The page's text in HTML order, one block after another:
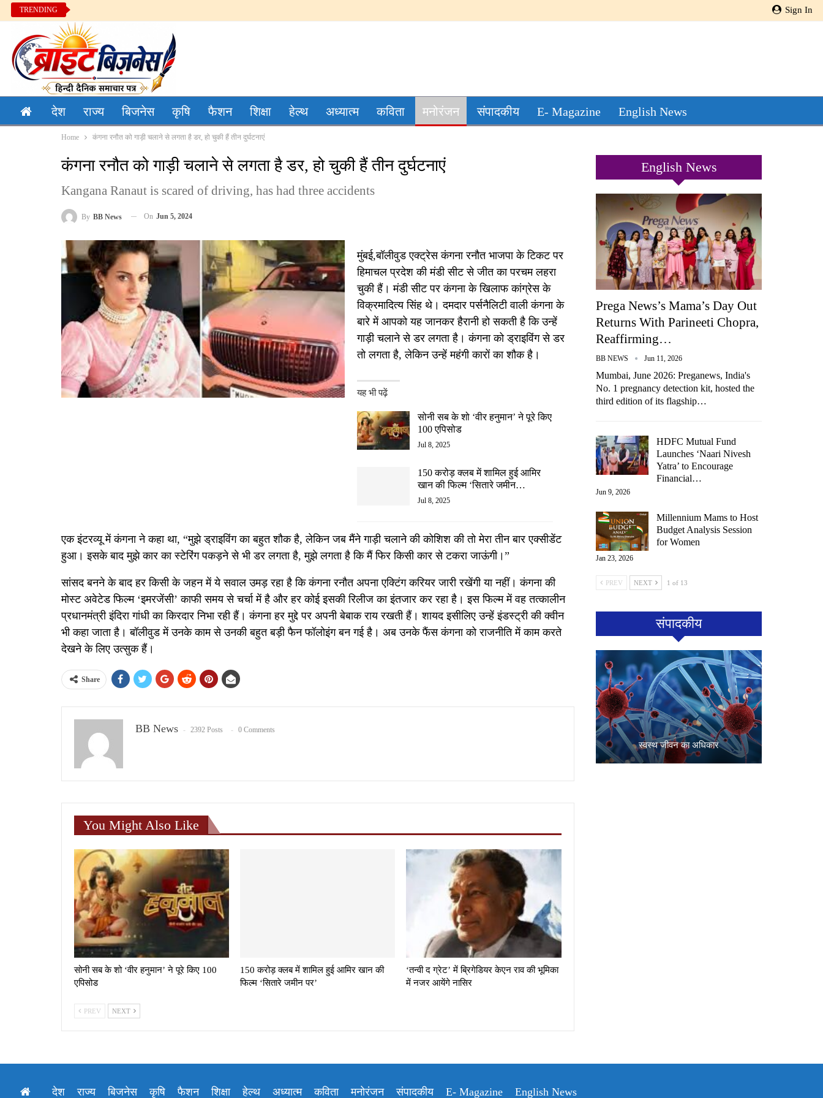
Sign In
TRENDING
देश राज्य बिजनेस कृषि फैशन शिक्षा हेल्थ अध्यात्म कविता मनोरंजन संपादकीय E- Magazine English News
Home कंगना रनौत को गाड़ी चलाने से लगता है डर, हो चुकी हैं तीन दुर्घटनाएं
कंगना रनौत को गाड़ी चलाने से लगता है डर, हो चुकी हैं तीन दुर्घटनाएं
Kangana Ranaut is scared of driving, has had three accidents
By BB News On Jun 5, 2024
मुंबई,बॉलीवुड एक्ट्रेस कंगना रनौत भाजपा के टिकट पर
हिमाचल प्रदेश की मंडी सीट से जीत का परचम लहरा
चुकी हैं। मंडी सीट पर कंगना के खिलाफ कांग्रेस के
विक्रमादित्य सिंह थे। दमदार पर्सनैलिटी वाली कंगना के
बारे में आपको यह जानकर हैरानी हो सकती है कि उन्हें
गाड़ी चलाने से डर लगता है। कंगना को ड्राइविंग से डर
तो लगता है, लेकिन उन्हें महंगी कारों का शौक है।
यह भी पढ़ें
सोनी सब के शो ‘वीर हनुमान’ ने पूरे किए
100 एपिसोड
Jul 8, 2025
150 करोड़ क्लब में शामिल हुई आमिर
खान की फिल्म ‘सितारे जमीन…
Jul 8, 2025
एक इंटरव्यू में कंगना ने कहा था, “मुझे ड्राइविंग का बहुत शौक है, लेकिन जब मैंने गाड़ी चलाने की कोशिश की तो मेरा तीन बार एक्सीडेंट
हुआ। इसके बाद मुझे कार का स्टेरिंग पकड़ने से भी डर लगता है, मुझे लगता है कि मैं फिर किसी कार से टकरा जाऊंगी।”
सांसद बनने के बाद हर किसी के जहन में ये सवाल उमड़ रहा है कि कंगना रनौत अपना एक्टिंग करियर जारी रखेंगी या नहीं। कंगना की
मोस्ट अवेटेड फिल्म ‘इमरजेंसी’ काफी समय से चर्चा में है और हर कोई इसकी रिलीज का इंतजार कर रहा है। इस फिल्म में वह तत्कालीन
प्रधानमंत्री इंदिरा गांधी का किरदार निभा रही हैं। कंगना हर मुद्दे पर अपनी बेबाक राय रखती हैं। शायद इसीलिए उन्हें इंडस्ट्री की क्वीन
भी कहा जाता है। बॉलीवुड में उनके काम से उनकी बहुत बड़ी फैन फॉलोइंग बन गई है। अब उनके फैंस कंगना को राजनीति में काम करते
देखने के लिए उत्सुक हैं।
Share
BB News 2392 Posts 0 Comments
You Might Also Like
सोनी सब के शो ‘वीर हनुमान’ ने पूरे किए 100
एपिसोड
150 करोड़ क्लब में शामिल हुई आमिर खान की
फिल्म ‘सितारे जमीन पर’
‘तन्वी द ग्रेट’ में ब्रिगेडियर केएन राव की भूमिका
में नजर आयेंगे नासिर
PREV NEXT
English News
Prega News’s Mama’s Day Out
Returns With Parineeti Chopra,
Reaffirming…
BB NEWS Jun 11, 2026
Mumbai, June 2026: Preganews, India's
No. 1 pregnancy detection kit, hosted the
third edition of its flagship…
HDFC Mutual Fund
Launches ‘Naari Nivesh
Yatra’ to Encourage
Financial…
Jun 9, 2026
Millennium Mams to Host
Budget Analysis Session
for Women
Jan 23, 2026
PREV NEXT 1 of 13
संपादकीय
स्वस्थ जीवन का अधिकार
देश राज्य बिजनेस कृषि फैशन शिक्षा हेल्थ अध्यात्म कविता मनोरंजन संपादकीय E- Magazine English News